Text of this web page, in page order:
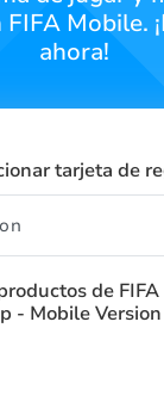
Mobile.
ahora!
tarjeta de
de
- Mobile Version